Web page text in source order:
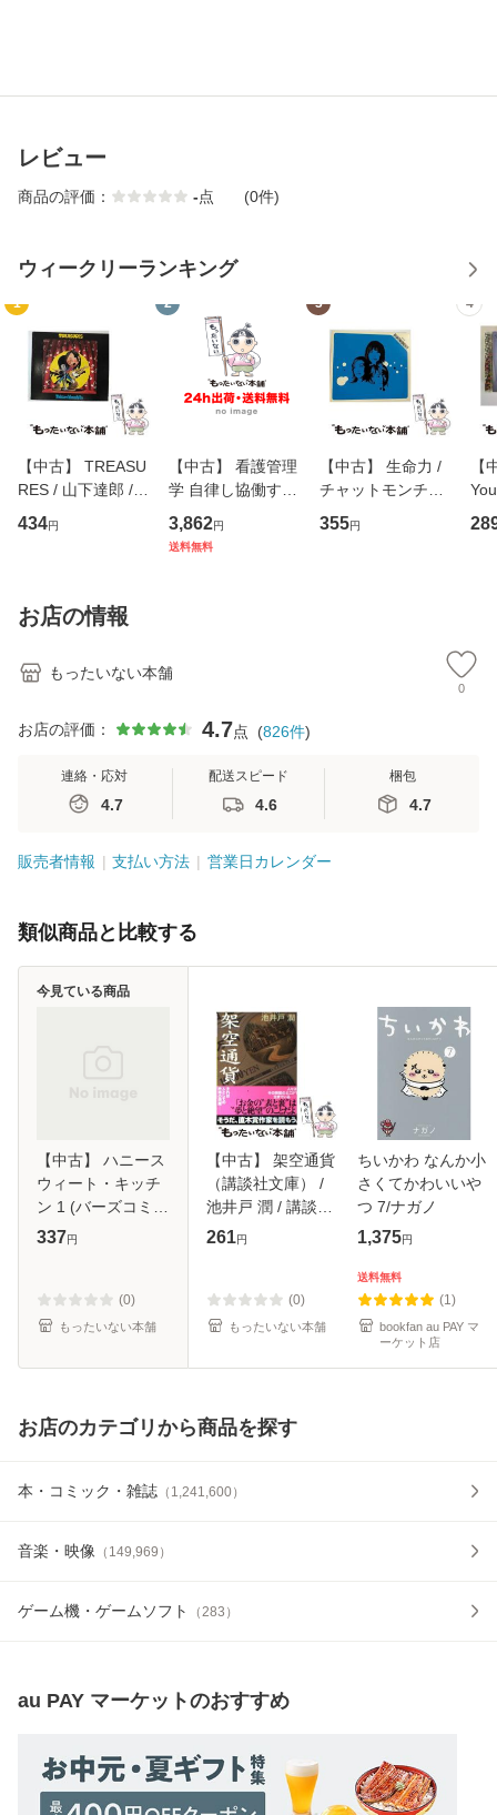
レビュー
商品の評価： -点 (0件)
ウィークリーランキング
1
【中古】 TREASU
RES / 山下達郎 /
イーストウエス
ト・ジャパン [CD]
434円
2
【中古】 看護管理
学 自律し協働する
専門職の看護マネ
ジメントスキル 改
3,862円
送料無料
3
【中古】 生命力 /
チャットモンチー /
キューンレコード
[CD]【メール便送
355円
4
【
のが
お店の情報
もったいない本舗
0
お店の評価： 4.7点 (826件)
連絡・応対
4.7
配送スピード
4.6
梱包
4.7
販売者情報 支払い方法 営業日カレンダー
類似商品と比較する
【中古】 ハニース
ウィート・キッチ
ン 1 (バーズコミッ
クス. スピカコレク
幻冬舎コミックス
[コミック
337円
(0)
もったいない本舗
今見ている商品
【中古】 架空通貨
（講談社文庫） /
池井戸 潤 / 講談社
[文庫]【メール便送
261円
(0)
もったいない本舗
ちいかわ なんか小
さくてかわいいや
つ 7/ナガノ
1,375円
送料無料
(1)
bookfan au PAY マ
ーケット店
お店のカテゴリから商品を探す
本・コミック・雑誌 （ 1,241,600）
音楽・映像 （ 149,969 ）
ゲーム機・ゲームソフト （283 ）
au PAY マーケットのおすすめ